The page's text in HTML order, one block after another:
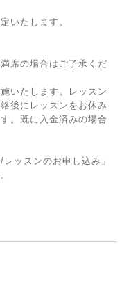
いたします。
席の場合はご了承くだ
いたします。レッスン
後にレッスンをお休み
。既に入金済みの場合
/レッスンのお申し込み」